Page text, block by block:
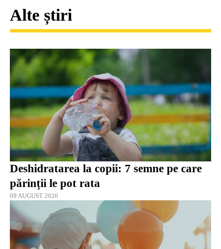
Alte știri
Deshidratarea la copii: 7 semne pe care
părinții le pot rata
09 AUGUST 2026